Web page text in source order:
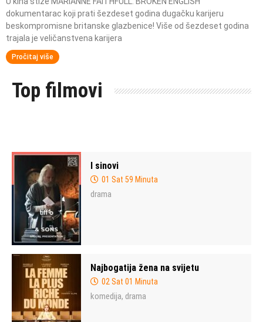
dokumentarac koji prati šezdeset godina dugačku karijeru
beskompromisne britanske glazbenice! Više od šezdeset godina
trajala je veličanstvena karijera
Pročitaj više
Top filmovi
I sinovi
01 Sat 59 Minuta
drama
Najbogatija žena na svijetu
02 Sat 01 Minuta
komedija, drama